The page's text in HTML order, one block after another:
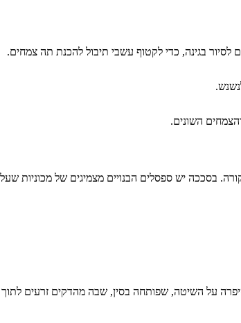
בגינה, כדי לקטוף עשבי תיבול להכנת תה צמחים.
השונים.
בסככה יש ספסלים הבנויים מצמיגים של מכוניות
על השיטה, שפותחה בסין, שבה מהדקים זרעים לתוך